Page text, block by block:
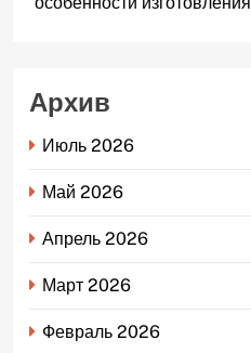
Архив
Июль 2026
Май 2026
Апрель 2026
Март 2026
Февраль 2026